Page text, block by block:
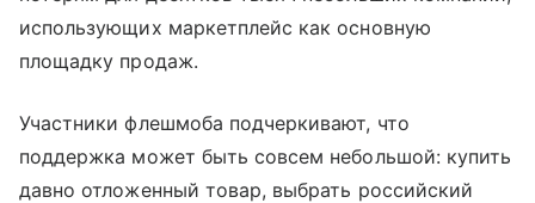
использующих маркетплейс как основную
площадку продаж.
Участники флешмоба подчеркивают, что
поддержка может быть совсем небольшой: купить
давно отложенный товар, выбрать российский